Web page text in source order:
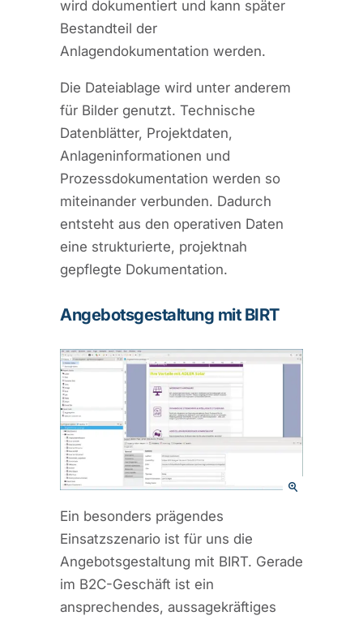
wird dokumentiert und kann später
Bestandteil der
Anlagendokumentation werden.
Die Dateiablage wird unter anderem
für Bilder genutzt. Technische
Datenblätter, Projektdaten,
Anlageninformationen und
Prozessdokumentation werden so
miteinander verbunden. Dadurch
entsteht aus den operativen Daten
eine strukturierte, projektnah
gepflegte Dokumentation.
Angebotsgestaltung mit BIRT
Ein besonders prägendes
Einsatzszenario ist für uns die
Angebotsgestaltung mit BIRT. Gerade
im B2C-Geschäft ist ein
ansprechendes, aussagekräftiges